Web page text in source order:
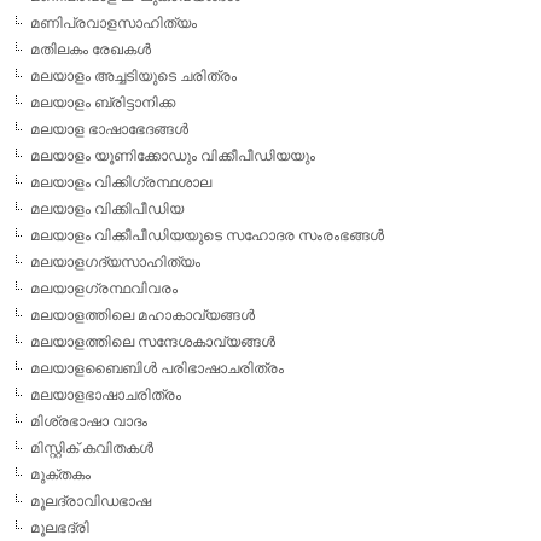
മണിപ്രവാളസാഹിത്യം
മതിലകം രേഖകള്‍
മലയാളം അച്ചടിയുടെ ചരിത്രം
മലയാളം ബ്രിട്ടാനിക്ക
മലയാള ഭാഷാഭേദങ്ങള്‍
മലയാളം യൂണിക്കോഡും വിക്കീപീഡിയയും
മലയാളം വിക്കിഗ്രന്ഥശാല
മലയാളം വിക്കിപീഡിയ
മലയാളം വിക്കീപീഡിയയുടെ സഹോദര സംരംഭങ്ങള്‍
മലയാളഗദ്യസാഹിത്യം
മലയാളഗ്രന്ഥവിവരം
മലയാളത്തിലെ മഹാകാവ്യങ്ങള്‍
മലയാളത്തിലെ സന്ദേശകാവ്യങ്ങള്‍
മലയാളബൈബിള്‍ പരിഭാഷാചരിത്രം
മലയാളഭാഷാചരിത്രം
മിശ്രഭാഷാ വാദം
മിസ്റ്റിക് കവിതകള്‍
മുക്തകം
മൂലദ്രാവിഡഭാഷ
മൂലഭദ്രി